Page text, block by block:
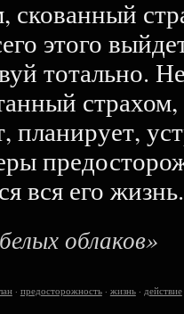
скованный
этого
тотально.
страхом,
планирует,
вся его жизнь.
облаков»
· предосторожность· жизнь· действие